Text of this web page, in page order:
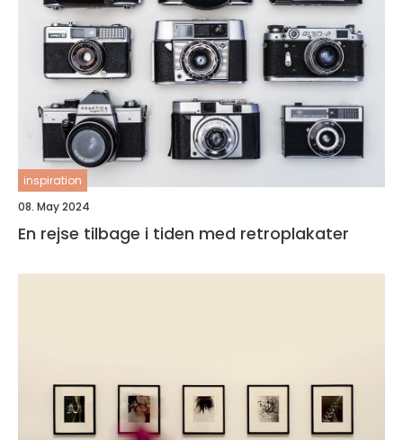
inspiration
08. May 2024
En rejse tilbage i tiden med retroplakater